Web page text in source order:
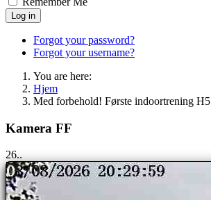
Log in
Forgot your password?
Forgot your username?
You are here:
Hjem
Med forbehold! Første indoortrening H5
Kamera FF
25..